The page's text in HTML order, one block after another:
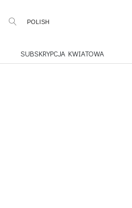
POLISH
SUBSKRYPCJA KWIATOWA